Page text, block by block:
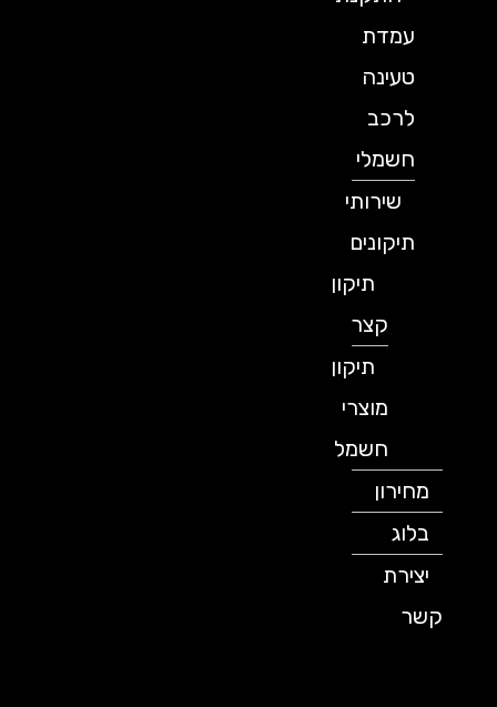
עמדת
טעינה
לרכב
חשמלי
שירותי
תיקונים
תיקון
תיקון
מוצרי
חשמל
מחירון
יצירת
קשר